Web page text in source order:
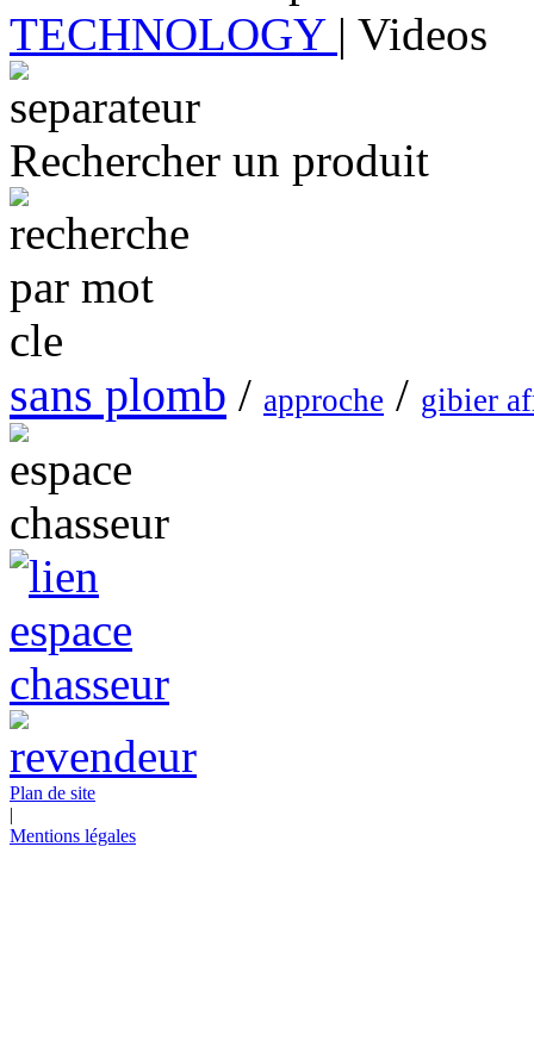
TECHNOLOGY | Videos
Rechercher un produit
sans plomb / approche / gibier
Plan de site
|
Mentions légales